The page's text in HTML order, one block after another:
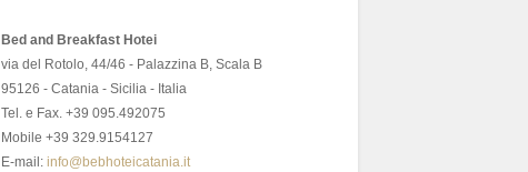
Bed and Breakfast Hotei
via del Rotolo, 44/46 - Palazzina B, Scala B
95126 - Catania - Sicilia - Italia
Tel. e Fax. +39 095.492075
Mobile +39 329.9154127
E-mail: info@bebhoteicatania.it